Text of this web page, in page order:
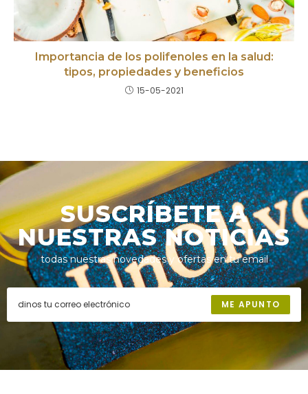
Importancia de los polifenoles en la salud:
tipos, propiedades y beneficios
15-05-2021
SUSCRÍBETE A
NUESTRAS NOTICIAS
todas nuestras novedades y ofertas en tu email
ME APUNTO